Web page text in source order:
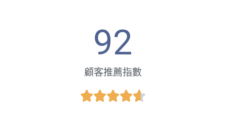
92
顧客推薦指數
